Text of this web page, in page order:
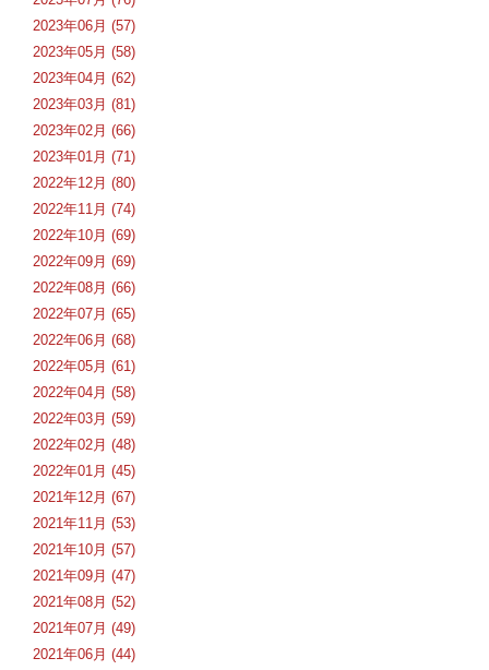
2023年06月 (57)
2023年05月 (58)
2023年04月 (62)
2023年03月 (81)
2023年02月 (66)
2023年01月 (71)
2022年12月 (80)
2022年11月 (74)
2022年10月 (69)
2022年09月 (69)
2022年08月 (66)
2022年07月 (65)
2022年06月 (68)
2022年05月 (61)
2022年04月 (58)
2022年03月 (59)
2022年02月 (48)
2022年01月 (45)
2021年12月 (67)
2021年11月 (53)
2021年10月 (57)
2021年09月 (47)
2021年08月 (52)
2021年07月 (49)
2021年06月 (44)